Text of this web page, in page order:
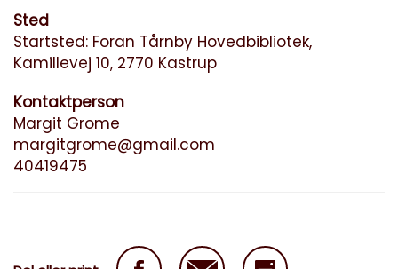
Sted
Startsted: Foran Tårnby Hovedbibliotek,
Kamillevej 10, 2770 Kastrup
Kontaktperson
Margit Grome
margitgrome@gmail.com
40419475